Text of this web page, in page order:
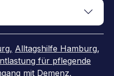
Alltagshilfe Hamburg,
für pflegende
mit Demenz,